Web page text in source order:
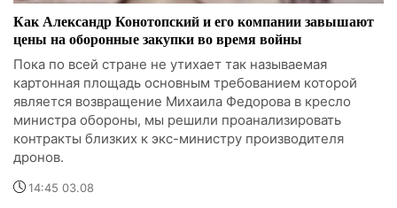
Как Александр Конотопский и его компании завышают
цены на оборонные закупки во время войны
Пока по всей стране не утихает так называемая
картонная площадь основным требованием которой
является возвращение Михаила Федорова в кресло
министра обороны, мы решили проанализировать
контракты близких к экс-министру производителя
дронов.
14:45 03.08